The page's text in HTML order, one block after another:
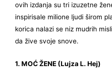
ovih izdanja su tri izuzetne
inspirisale milione ljudi širom
korica nalazi se niz mudrih
da žive svoje snove.
1. MOĆ ŽENE (Lujza L. Hej)